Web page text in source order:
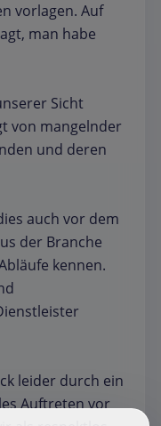
vorlagen. Auf
man habe
Sicht
von mangelnder
und deren
auch vor dem
der Branche
kennen.
leider durch ein
Auftreten vor